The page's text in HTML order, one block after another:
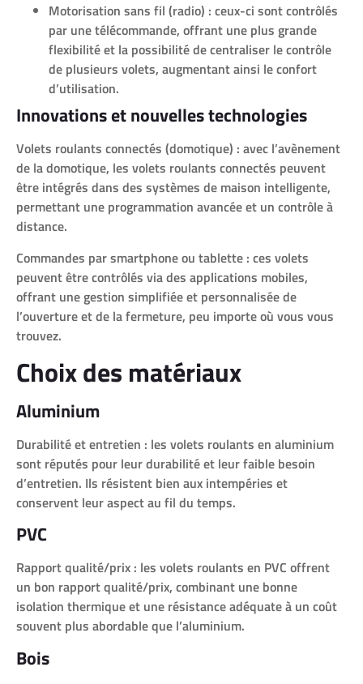
Motorisation sans fil (radio) : ceux-ci sont contrôlés
par une télécommande, offrant une plus grande
flexibilité et la possibilité de centraliser le contrôle
de plusieurs volets, augmentant ainsi le confort
d’utilisation.
Innovations et nouvelles technologies
Volets roulants connectés (domotique) : avec l’avènement
de la domotique, les volets roulants connectés peuvent
être intégrés dans des systèmes de maison intelligente,
permettant une programmation avancée et un contrôle à
distance.
Commandes par smartphone ou tablette : ces volets
peuvent être contrôlés via des applications mobiles,
offrant une gestion simplifiée et personnalisée de
l’ouverture et de la fermeture, peu importe où vous vous
trouvez.
Choix des matériaux
Aluminium
Durabilité et entretien : les volets roulants en aluminium
sont réputés pour leur durabilité et leur faible besoin
d’entretien. Ils résistent bien aux intempéries et
conservent leur aspect au fil du temps.
PVC
Rapport qualité/prix : les volets roulants en PVC offrent
un bon rapport qualité/prix, combinant une bonne
isolation thermique et une résistance adéquate à un coût
souvent plus abordable que l’aluminium.
Bois